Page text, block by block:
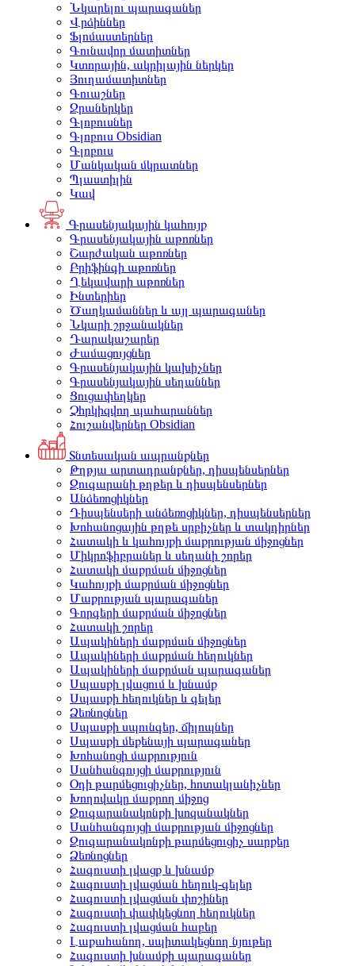
Նկարելու պարագաներ
Վրձիններ
Ֆլոմաստերներ
Գունավոր մատիտներ
Կտորային, ակրիլային ներկեր
Յուղամատիտներ
Գուաշներ
Ջրաներկեր
Գլոբուսներ
Գլոբուս Obsidian
Գլոբուս
Մանկական մկրատներ
Պլաստիլին
Կավ
Գրասենյակային կահույք
Գրասենյակային աթոռներ
Շարժական աթոռներ
Բրիֆինգի աթոռներ
Ղեկավարի աթոռներ
Ինտերիեր
Ծաղկամաններ և այլ պարագաներ
Նկարի շրջանակներ
Դարակաշարեր
Ժամացույցներ
Գրասենյակային կախիչներ
Գրասենյակային սեղաններ
Ցուցափեղկեր
Չհրկիզվող պահարաններ
Հուշանվերներ Obsidian
Տնտեսական ապրանքներ
Թղթյա արտադրանքներ, դիսպենսերներ
Զուգարանի թղթեր և դիսպենսերներ
Անձեռոցիկներ
Դիսպենսերի անձեռոցիկներ, դիսպենսերներ
Խոհանոցային թղթե սրբիչներ և տակդիրներ
Հատակի և կահույքի մաքրության միջոցներ
Միկրոֆիբրաներ և սեղանի շորեր
Հատակի մաքրման միջոցներ
Կահույքի մաքրման միջոցներ
Մաքրության պարագաներ
Գորգերի մաքրման միջոցներ
Հատակի շորեր
Ապակիների մաքրման միջոցներ
Ապակիների մաքրման հեղուկներ
Ապակիների մաքրման պարագաներ
Սպասքի լվացում և խնամք
Սպասքի հեղուկներ և գելեր
Ձեռնոցներ
Սպասքի սպունգեր, ճիլոպներ
Սպասքի մեքենայի պարագաներ
Խոհանոցի մաքրություն
Սանհանգույցի մաքրություն
Օդի թարմեցուցիչներ, հոտակլանիչներ
Խողովակը մաքրող միջոց
Զուգարանակոնքի խոզանակներ
Սանհանգույցի մաքրության միջոցներ
Զուգարանակոնքի թարմեցուցիչ սարքեր
Ձեռնոցներ
Հագուստի լվացք և խնամք
Հագուստի լվացման հեղուկ-գելեր
Հագուստի լվացման փոշիներ
Հագուստի փափկեցնող հեղուկներ
Հագուստի լվացման հաբեր
Լաքահանող, սպիտակեցնող նյութեր
Հագուստի խնամքի պարագաներ